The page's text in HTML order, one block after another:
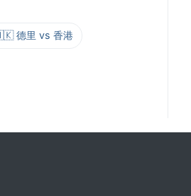
德里 vs 香港